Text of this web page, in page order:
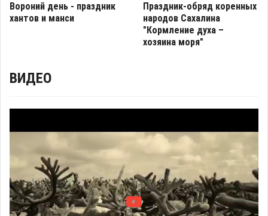
Вороний день - праздник
хантов и манси
Праздник-обряд коренных
народов Сахалина
"Кормление духа –
хозяина моря"
ВИДЕО